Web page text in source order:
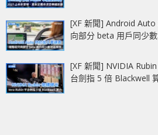
[XF 新聞] Android
向部分 beta 用戶同少
[XF 新聞] NVIDIA
台劍指 5 倍 Blackwell